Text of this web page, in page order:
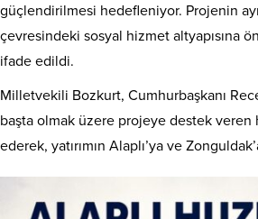
güçlendirilmesi hedefleniyor. Projenin
çevresindeki sosyal hizmet altyapısına
ifade edildi.
Milletvekili Bozkurt, Cumhurbaşkanı
başta olmak üzere projeye destek veren
ederek, yatırımın Alaplı’ya ve